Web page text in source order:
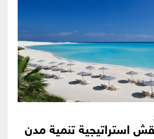
استراتيجية تنمية مدن